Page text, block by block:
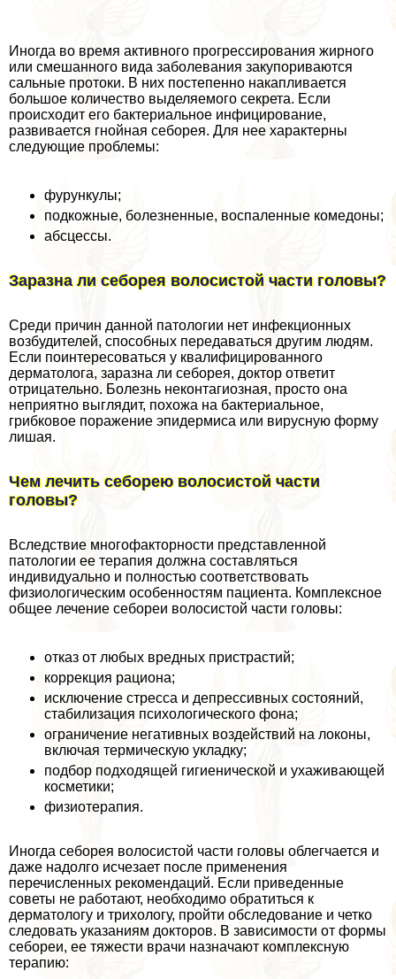
Иногда во время активного прогрессирования жирного
или смешанного вида заболевания закупориваются
сальные протоки. В них постепенно накапливается
большое количество выделяемого секрета. Если
происходит его бактериальное инфицирование,
развивается гнойная себорея. Для нее хаpaктерны
следующие проблемы:
фурункулы;
подкожные, болезненные, воспаленные комедоны;
абсцессы.
Заразна ли себорея волосистой части головы?
Среди причин данной патологии нет инфекционных
возбудителей, способных передаваться другим людям.
Если поинтересоваться у квалифицированного
дерматолога, заразна ли себорея, доктор ответит
отрицательно. Болезнь неконтагиозная, просто она
неприятно выглядит, похожа на бактериальное,
грибковое поражение эпидермиса или вирусную форму
лишая.
Чем лечить себорею волосистой части
головы?
Вследствие многофакторности представленной
патологии ее терапия должна составляться
индивидуально и полностью соответствовать
физиологическим особенностям пациента. Комплексное
общее лечение себореи волосистой части головы:
отказ от любых вредных пристрастий;
коррекция рациона;
исключение стресса и депрессивных состояний,
стабилизация психологического фона;
ограничение негативных воздействий на локоны,
включая термическую укладку;
подбор подходящей гигиенической и ухаживающей
косметики;
физиотерапия.
Иногда себорея волосистой части головы облегчается и
даже надолго исчезает после применения
перечисленных рекомендаций. Если приведенные
советы не работают, необходимо обратиться к
дерматологу и трихологу, пройти обследование и четко
следовать указаниям докторов. В зависимости от формы
себореи, ее тяжести врачи назначают комплексную
терапию: